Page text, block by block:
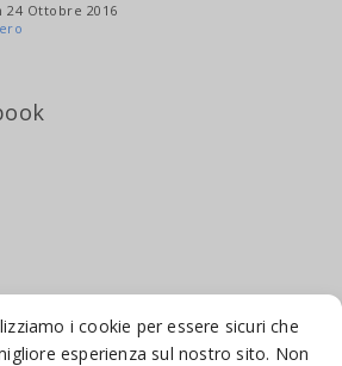
i cookie per essere sicuri che
esperienza sul nostro sito. Non
24 Ottobre 2016